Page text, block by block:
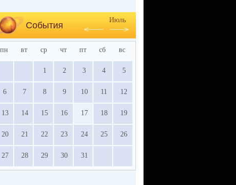
События
Июль
пн вт ср чт пт сб вс
1 2 3 4 5
6 7 8 9 10 11 12
13 14 15 16 17 18 19
20 21 22 23 24 25 26
27 28 29 30 31